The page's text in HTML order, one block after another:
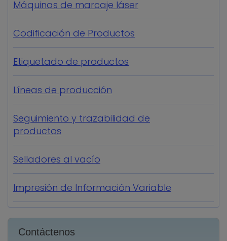
Máquinas de marcaje láser
Codificación de Productos
Etiquetado de productos
Líneas de producción
Seguimiento y trazabilidad de
productos
Selladores al vacío
Impresión de Información Variable
Contáctenos